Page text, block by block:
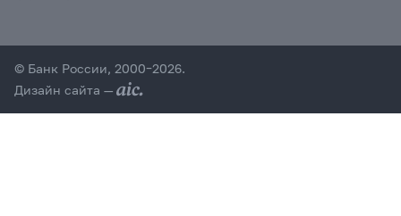
© Банк России, 2000–2026.
Дизайн сайта —